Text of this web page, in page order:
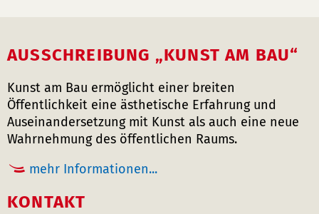
AUSSCHREIBUNG „KUNST AM BAU“
Kunst am Bau ermöglicht einer breiten
Öffentlichkeit eine ästhetische Erfahrung und
Auseinandersetzung mit Kunst als auch eine neue
Wahrnehmung des öffentlichen Raums.
mehr Informationen...
KONTAKT